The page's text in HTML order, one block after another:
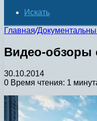
Искать
Главная/
Видео-обзоры
30.10.2014
0 Время чтения: 1